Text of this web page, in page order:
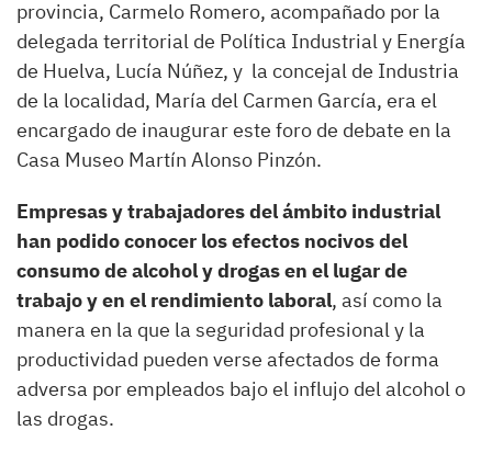
provincia, Carmelo Romero, acompañado por la
delegada territorial de Política Industrial y Energía
de Huelva, Lucía Núñez, y la concejal de Industria
de la localidad, María del Carmen García, era el
encargado de inaugurar este foro de debate en la
Casa Museo Martín Alonso Pinzón.
Empresas y trabajadores del ámbito industrial
han podido conocer los efectos nocivos del
consumo de alcohol y drogas en el lugar de
trabajo y en el rendimiento laboral, así como la
manera en la que la seguridad profesional y la
productividad pueden verse afectados de forma
adversa por empleados bajo el influjo del alcohol o
las drogas.